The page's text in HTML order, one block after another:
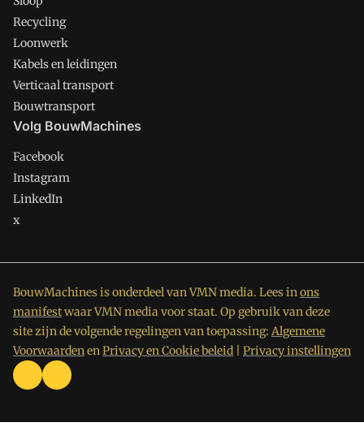
Recycling
Loonwerk
Kabels en leidingen
Verticaal transport
Bouwtransport
Volg BouwMachines
Facebook
Instagram
LinkedIn
x
BouwMachines is onderdeel van VMN media. Lees inons
manifestwaar VMN media voor staat. Op gebruik van deze
site zijn de volgende regelingen van toepassing: Algemene
VoorwaardenenPrivacy en Cookie beleid Privacy instellingen